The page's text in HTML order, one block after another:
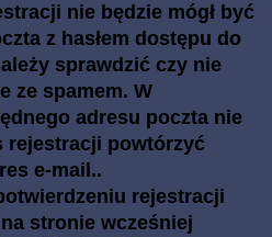
nie będzie mógł być
z hasłem dostępu do
sprawdzić czy nie
ze spamem. W
adresu poczta nie
rejestracji powtórzyć
e-mail..
rejestracji
stronie wcześniej